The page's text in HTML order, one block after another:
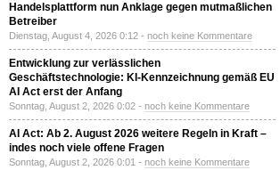
Handelsplattform nun Anklage gegen mutmaßlichen
Betreiber
Dienstag, August 4, 2026 0:12 - noch keine Kommentare
Entwicklung zur verlässlichen
Geschäftstechnologie: KI-Kennzeichnung gemäß EU
AI Act erst der Anfang
Sonntag, August 2, 2026 0:02 - noch keine Kommentare
AI Act: Ab 2. August 2026 weitere Regeln in Kraft –
indes noch viele offene Fragen
Sonntag, August 2, 2026 0:01 - noch keine Kommentare